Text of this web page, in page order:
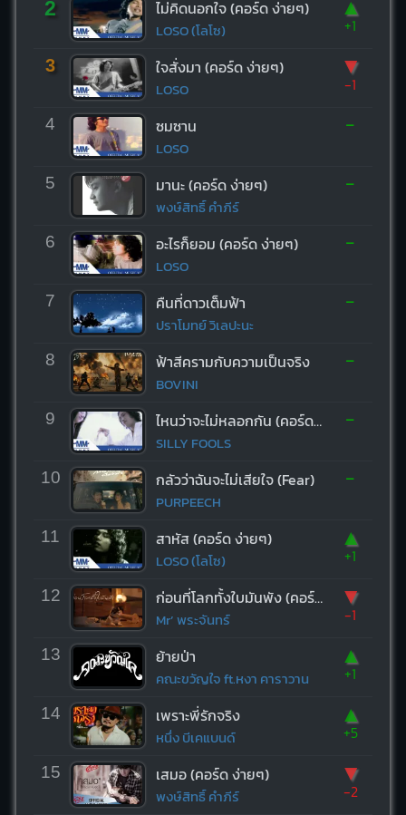
2 ไม่คิดนอกใจ (คอร์ด ง่ายๆ)
LOSO (โลโซ)
▲
+1
3 ใจสั่งมา (คอร์ด ง่ายๆ)
LOSO
▼
-1
4 ซมซาน
LOSO
-
5 มานะ (คอร์ด ง่ายๆ)
พงษ์สิทธิ์ คำภีร์
-
6 อะไรก็ยอม (คอร์ด ง่ายๆ)
LOSO
-
7 คืนที่ดาวเต็มฟ้า
ปราโมทย์ วิเลปะนะ
-
8 ฟ้าสีครามกับความเป็นจริง
BOVINI
-
9 ไหนว่าจะไม่หลอกกัน (คอร์ด ง่ายๆ)
SILLY FOOLS
-
10 กลัวว่าฉันจะไม่เสียใจ (Fear)
PURPEECH
-
11 สาหัส (คอร์ด ง่ายๆ)
LOSO (โลโซ)
▲
+1
12 ก่อนที่โลกทั้งใบมันพัง (คอร์ด ง่ายๆ)
Mr’ พระจันทร์
▼
-1
13 ย้ายป่า
คณะขวัญใจ ft.หงา คาราวาน
▲
+1
14 เพราะพี่รักจริง
หนึ่ง บีเคแบนด์
▲
+5
15 เสมอ (คอร์ด ง่ายๆ)
พงษ์สิทธิ์ คำภีร์
▼
-2